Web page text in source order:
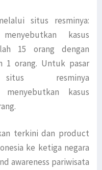
situs resminya:
menyebutkan kasus
15 orang dengan
1 orang. Untuk pasar
resminya
menyebutkan kasus
terkini dan product
ke ketiga negara
awareness pariwisata